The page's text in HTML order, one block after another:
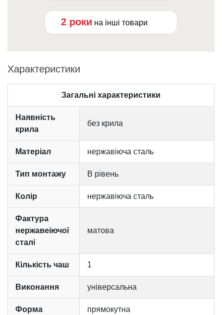
2 роки на інші товари
Характеристики
Загальні характеристики
Наявність
крила
без крила
Матеріал нержавіюча сталь
Тип монтажу В рівень
Колір нержавіюча сталь
Фактура
нержавеіючої
сталі
матова
Кількість чаш 1
Виконання універсальна
Форма прямокутна